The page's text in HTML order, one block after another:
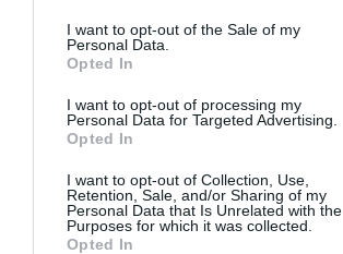
I want to opt-out of the Sale of my
Personal Data.
Opted In
I want to opt-out of processing my
Personal Data for Targeted Advertising.
Opted In
I want to opt-out of Collection, Use,
Retention, Sale, and/or Sharing of my
Personal Data that Is Unrelated with the
Purposes for which it was collected.
Opted In
Ακολουθήστε το Culturenow.gr
Σχετικά Άρθρα